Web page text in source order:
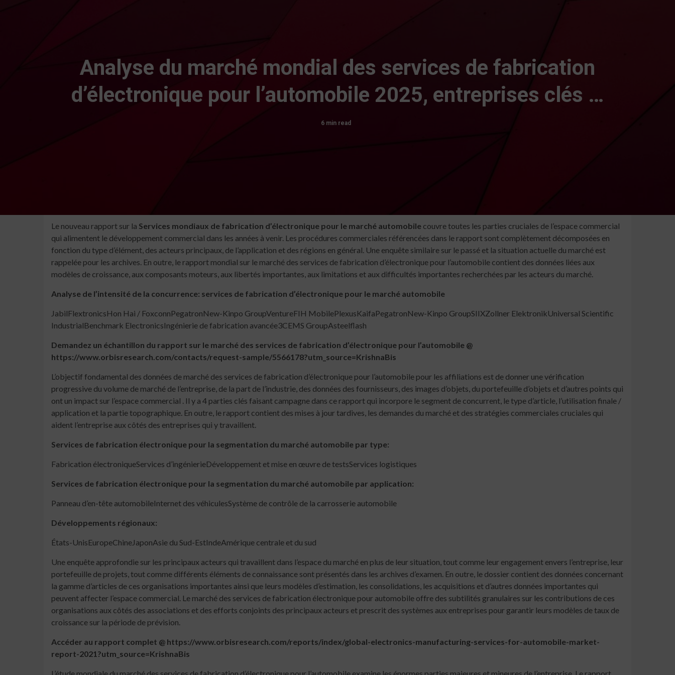
Analyse du marché mondial des services de fabrication
d’électronique pour l’automobile 2025, entreprises clés …
6 min read
Le nouveau rapport sur la Services mondiaux de fabrication d’électronique pour le marché automobile couvre toutes les parties cruciales de l’espace commercial
qui alimentent le développement commercial dans les années à venir. Les procédures commerciales référencées dans le rapport sont complètement décomposées en
fonction du type d’élément, des acteurs principaux, de l’application et des régions en général. Une enquête similaire sur le passé et la situation actuelle du marché est
rappelée pour les archives. En outre, le rapport mondial sur le marché des services de fabrication d’électronique pour l’automobile contient des données liées aux
modèles de croissance, aux composants moteurs, aux libertés importantes, aux limitations et aux difficultés importantes recherchées par les acteurs du marché.
Analyse de l’intensité de la concurrence: services de fabrication d’électronique pour le marché automobile
JabilFlextronicsHon Hai / FoxconnPegatronNew-Kinpo GroupVentureFIH MobilePlexusKaifaPegatronNew-Kinpo GroupSIIXZollner ElektronikUniversal Scientific
IndustrialBenchmark ElectronicsIngénierie de fabrication avancée3CEMS GroupAsteelflash
Demandez un échantillon du rapport sur le marché des services de fabrication d’électronique pour l’automobile @
https://www.orbisresearch.com/contacts/request-sample/5566178?utm_source=KrishnaBis
L’objectif fondamental des données de marché des services de fabrication d’électronique pour l’automobile pour les affiliations est de donner une vérification
progressive du volume de marché de l’entreprise, de la part de l’industrie, des données des fournisseurs, des images d’objets, du portefeuille d’objets et d’autres points qui
ont un impact sur l’espace commercial . Il y a 4 parties clés faisant campagne dans ce rapport qui incorpore le segment de concurrent, le type d’article, l’utilisation finale /
application et la partie topographique. En outre, le rapport contient des mises à jour tardives, les demandes du marché et des stratégies commerciales cruciales qui
aident l’entreprise aux côtés des entreprises qui y travaillent.
Services de fabrication électronique pour la segmentation du marché automobile par type:
Fabrication électroniqueServices d’ingénierieDéveloppement et mise en œuvre de testsServices logistiques
Services de fabrication électronique pour la segmentation du marché automobile par application:
Panneau d’en-tête automobileInternet des véhiculesSystème de contrôle de la carrosserie automobile
Développements régionaux:
États-UnisEuropeChineJaponAsie du Sud-EstIndeAmérique centrale et du sud
Une enquête approfondie sur les principaux acteurs qui travaillent dans l’espace du marché en plus de leur situation, tout comme leur engagement envers l’entreprise, leur
portefeuille de projets, tout comme différents éléments de connaissance sont présentés dans les archives d’examen. En outre, le dossier contient des données concernant
la gamme d’articles de ces organisations importantes ainsi que leurs modèles d’estimation, les consolidations, les acquisitions et d’autres données importantes qui
peuvent affecter l’espace commercial. Le marché des services de fabrication électronique pour automobile offre des subtilités granulaires sur les contributions de ces
organisations aux côtés des associations et des efforts conjoints des principaux acteurs et prescrit des systèmes aux entreprises pour garantir leurs modèles de taux de
croissance sur la période de prévision.
Accéder au rapport complet @ https://www.orbisresearch.com/reports/index/global-electronics-manufacturing-services-for-automobile-market-
report-2021?utm_source=KrishnaBis
L’étude mondiale du marché des services de fabrication d’électronique pour l’automobile examine les énormes parties majeures et mineures de l’entreprise. Le rapport